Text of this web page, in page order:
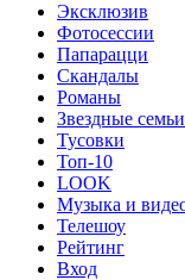
Эксклюзив
Фотосессии
Папарацци
Скандалы
Романы
Звездные семьи
Тусовки
Топ-10
LOOK
Музыка и
Телешоу
Рейтинг
Вход